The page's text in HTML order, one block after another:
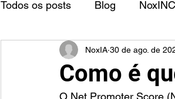
Todos os posts Blog NoxINC
Como é
NoxIA 30 de ago. de
O Net Promoter Score